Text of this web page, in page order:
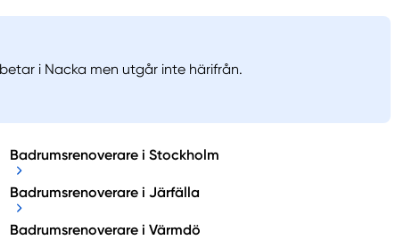
i Nacka men utgår inte härifrån.
Badrumsrenoverare i Stockholm
Badrumsrenoverare i Järfälla
Badrumsrenoverare i Värmdö